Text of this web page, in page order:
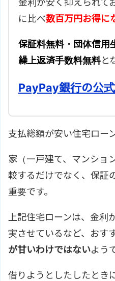
に比べ数百万円お得に
保証料無料・団体信用
繰上返済手数料無料と
PayPay銀行の公
支払総額が安い住宅ロー
家（一戸建て、マンショ
較するだけでなく、保証
重要です。
上記住宅ローンは、金利
実させているなど、おす
が甘いわけではないよう
借りようとしたしたとき